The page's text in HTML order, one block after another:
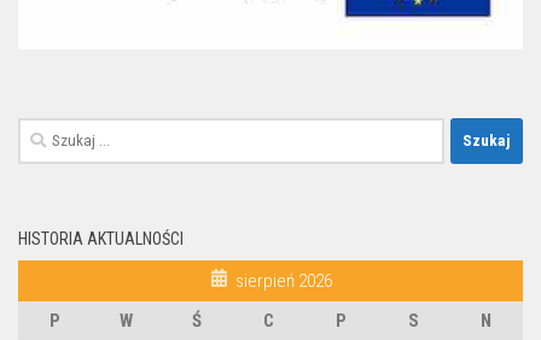
Szukaj:
HISTORIA AKTUALNOŚCI
sierpień 2026
P
W Ś C P S
N